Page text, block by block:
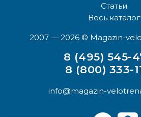
Статьи
Весь каталог
2007 — 2026 © Magazin-
8 (495) 545-
8 (800) 333-
info@magazin-